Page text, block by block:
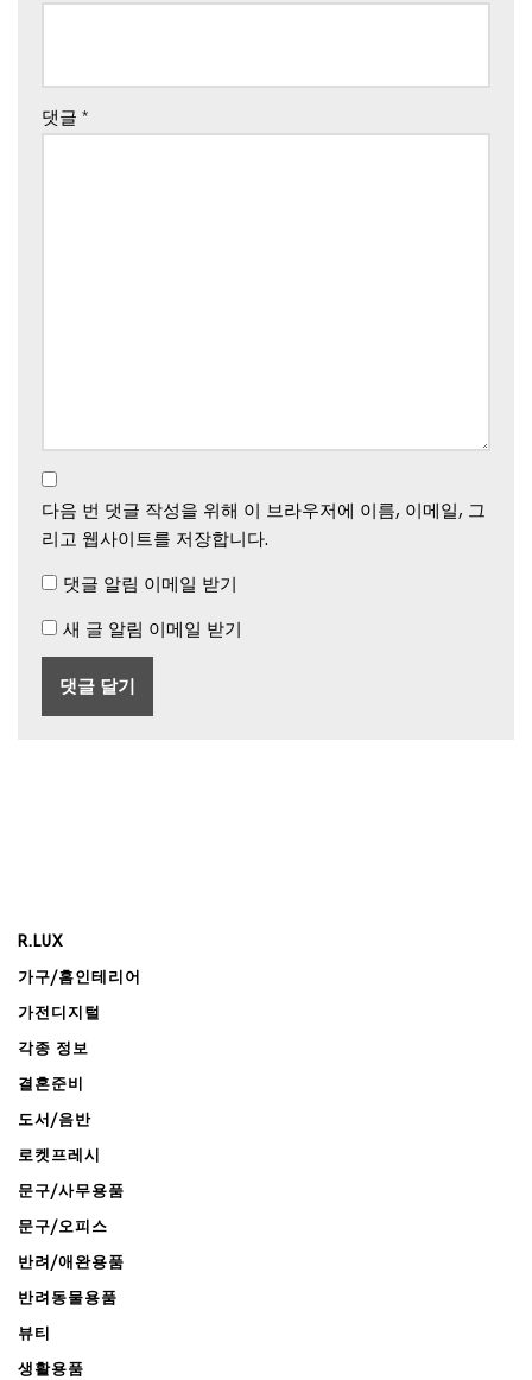
댓글 *
다음 번 댓글 작성을 위해 이 브라우저에 이름, 이메일, 그
리고 웹사이트를 저장합니다.
댓글 알림 이메일 받기
새 글 알림 이메일 받기
R.LUX
가구/홈인테리어
가전디지털
각종 정보
결혼준비
도서/음반
로켓프레시
문구/사무용품
문구/오피스
반려/애완용품
반려동물용품
뷰티
생활용품